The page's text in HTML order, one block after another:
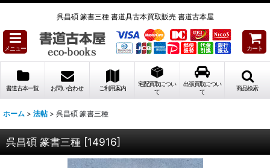
呉昌碩 篆書三種 書道具古本買取販売 書道古本屋
メニュー カート
書道古本一覧 お問い合わせ ご利用案内
宅配買取につい
て
出張買取につい
て
商品検索
ホーム > 法帖 > 呉昌碩 篆書三種
呉昌碩 篆書三種 [14916]